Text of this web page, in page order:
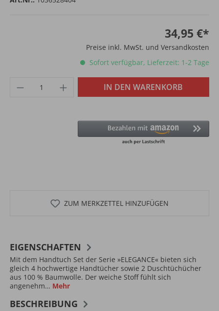
34,95 €*
Preise inkl. MwSt. und Versandkosten
Sofort verfügbar, Lieferzeit: 1-2 Tage
IN DEN WARENKORB
ZUM MERKZETTEL HINZUFÜGEN
EIGENSCHAFTEN
Mit dem Handtuch Set der Serie »ELEGANCE« bieten sich
gleich 4 hochwertige Handtücher sowie 2 Duschtüchücher
aus 100 % Baumwolle. Der weiche Stoff fühlt sich
angenehm… Mehr
BESCHREIBUNG